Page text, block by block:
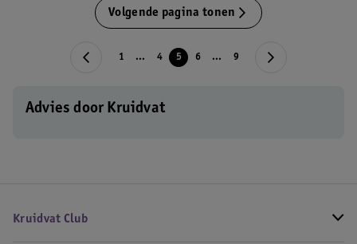
Volgende pagina tonen
1 ... 4 5 6 ... 9
Advies door Kruidvat
Kruidvat Club